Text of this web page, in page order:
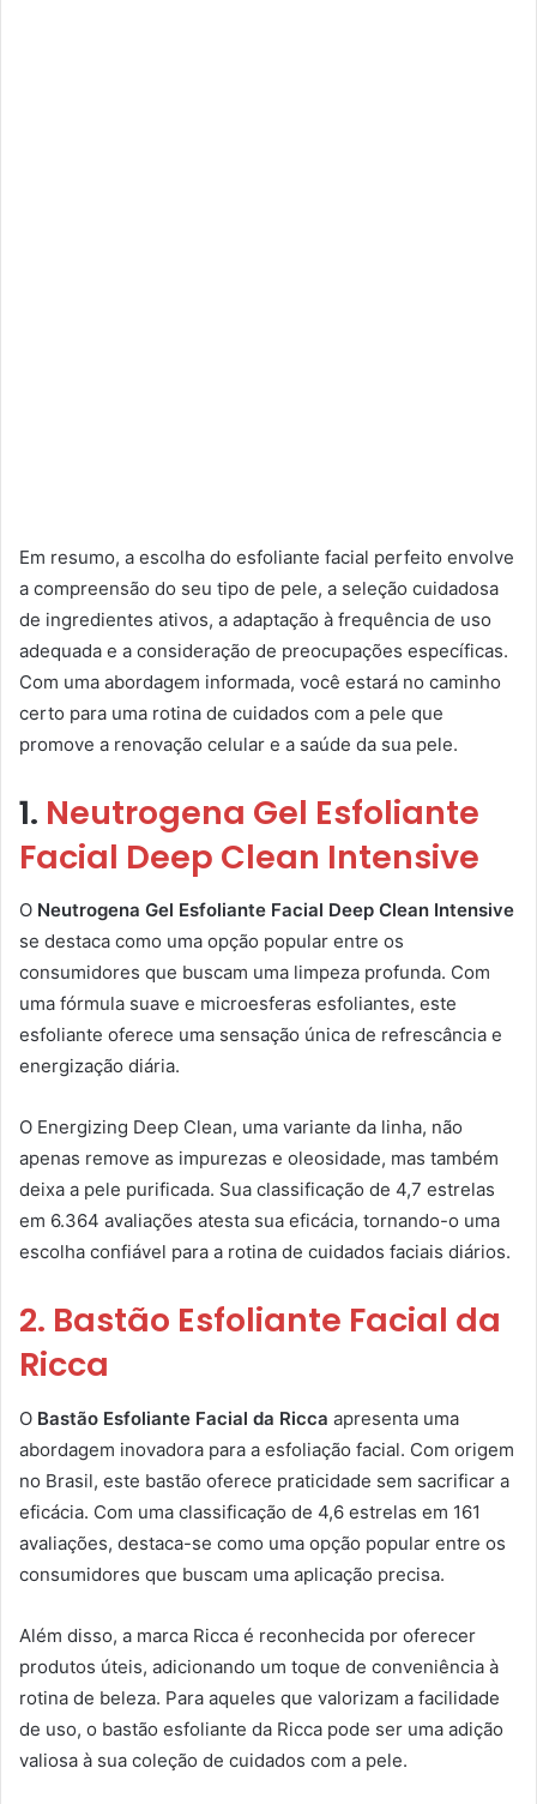
Em resumo, a escolha do esfoliante facial perfeito envolve
a compreensão do seu tipo de pele, a seleção cuidadosa
de ingredientes ativos, a adaptação à frequência de uso
adequada e a consideração de preocupações específicas.
Com uma abordagem informada, você estará no caminho
certo para uma rotina de cuidados com a pele que
promove a renovação celular e a saúde da sua pele.
1. Neutrogena Gel Esfoliante
Facial Deep Clean Intensive
O Neutrogena Gel Esfoliante Facial Deep Clean Intensive
se destaca como uma opção popular entre os
consumidores que buscam uma limpeza profunda. Com
uma fórmula suave e microesferas esfoliantes, este
esfoliante oferece uma sensação única de refrescância e
energização diária.
O Energizing Deep Clean, uma variante da linha, não
apenas remove as impurezas e oleosidade, mas também
deixa a pele purificada. Sua classificação de 4,7 estrelas
em 6.364 avaliações atesta sua eficácia, tornando-o uma
escolha confiável para a rotina de cuidados faciais diários.
2. Bastão Esfoliante Facial da
Ricca
O Bastão Esfoliante Facial da Ricca apresenta uma
abordagem inovadora para a esfoliação facial. Com origem
no Brasil, este bastão oferece praticidade sem sacrificar a
eficácia. Com uma classificação de 4,6 estrelas em 161
avaliações, destaca-se como uma opção popular entre os
consumidores que buscam uma aplicação precisa.
Além disso, a marca Ricca é reconhecida por oferecer
produtos úteis, adicionando um toque de conveniência à
rotina de beleza. Para aqueles que valorizam a facilidade
de uso, o bastão esfoliante da Ricca pode ser uma adição
valiosa à sua coleção de cuidados com a pele.